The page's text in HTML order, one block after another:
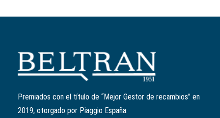
Patín variador amarillo
4348555
Premiados con el título de “Mejor Gestor de recambios” en
2019, otorgado por Piaggio España.